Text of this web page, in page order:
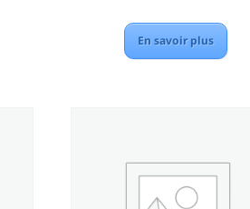
En savoir plus